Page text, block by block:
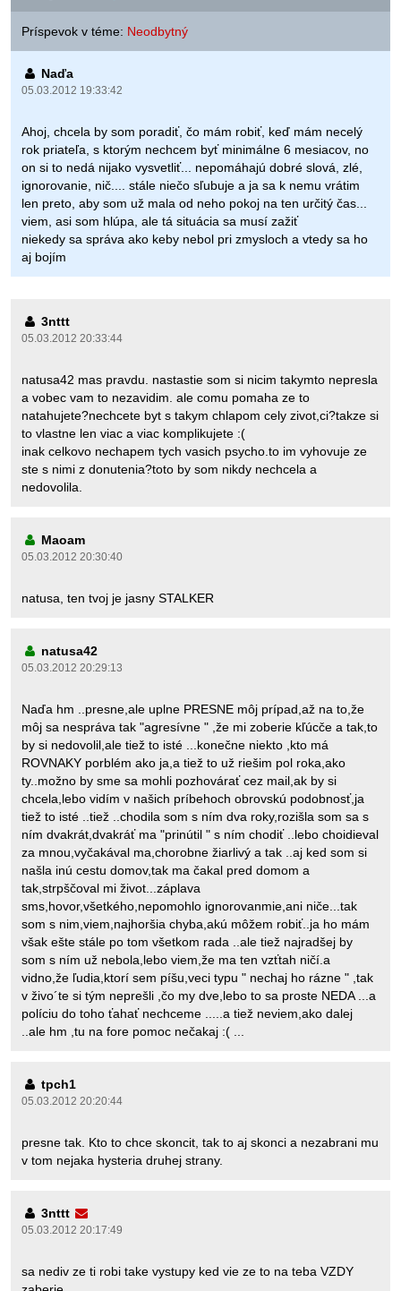
Príspevok v téme: Neodbytný
Naďa
05.03.2012 19:33:42
Ahoj, chcela by som poradiť, čo mám robiť, keď mám necelý
rok priateľa, s ktorým nechcem byť minimálne 6 mesiacov, no
on si to nedá nijako vysvetliť... nepomáhajú dobré slová, zlé,
ignorovanie, nič.... stále niečo sľubuje a ja sa k nemu vrátim
len preto, aby som už mala od neho pokoj na ten určitý čas...
viem, asi som hlúpa, ale tá situácia sa musí zažiť
niekedy sa správa ako keby nebol pri zmysloch a vtedy sa ho
aj bojím
3nttt
05.03.2012 20:33:44
natusa42 mas pravdu. nastastie som si nicim takymto nepresla
a vobec vam to nezavidim. ale comu pomaha ze to
natahujete?nechcete byt s takym chlapom cely zivot,ci?takze si
to vlastne len viac a viac komplikujete :(
inak celkovo nechapem tych vasich psycho.to im vyhovuje ze
ste s nimi z donutenia?toto by som nikdy nechcela a
nedovolila.
Maoam
05.03.2012 20:30:40
natusa, ten tvoj je jasny STALKER
natusa42
05.03.2012 20:29:13
Naďa hm ..presne,ale uplne PRESNE môj prípad,až na to,že
môj sa nespráva tak "agresívne " ,že mi zoberie kľúcče a tak,to
by si nedovolil,ale tiež to isté ...konečne niekto ,kto má
ROVNAKY porblém ako ja,a tiež to už riešim pol roka,ako
ty..možno by sme sa mohli pozhovárať cez mail,ak by si
chcela,lebo vidím v našich príbehoch obrovskú podobnosť,ja
tiež to isté ..tiež ..chodila som s ním dva roky,rozišla som sa s
ním dvakrát,dvakráť ma "prinútil " s ním chodiť ..lebo choidieval
za mnou,vyčakával ma,chorobne žiarlivý a tak ..aj ked som si
našla inú cestu domov,tak ma čakal pred domom a
tak,strpščoval mi život...záplava
sms,hovor,všetkého,nepomohlo ignorovanmie,ani niče...tak
som s nim,viem,najhoršia chyba,akú môžem robiť..ja ho mám
však ešte stále po tom všetkom rada ..ale tiež najradšej by
som s ním už nebola,lebo viem,že ma ten vzťtah ničí.a
vidno,že ľudia,ktorí sem píšu,veci typu " nechaj ho rázne " ,tak
v živo´te si tým neprešli ,čo my dve,lebo to sa proste NEDA ...a
políciu do toho ťahať nechceme .....a tiež neviem,ako dalej
..ale hm ,tu na fore pomoc nečakaj :( ...
tpch1
05.03.2012 20:20:44
presne tak. Kto to chce skoncit, tak to aj skonci a nezabrani mu
v tom nejaka hysteria druhej strany.
3nttt
05.03.2012 20:17:49
sa nediv ze ti robi take vystupy ked vie ze to na teba VZDY